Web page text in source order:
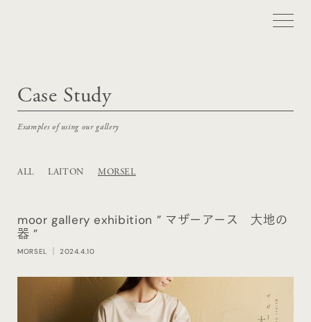
Case Study
Examples of using our gallery
ALL LAITON MORSEL
moor gallery exhibition ” マザーアース 大地の
器 ”
MORSEL ｜ 2024.4.10